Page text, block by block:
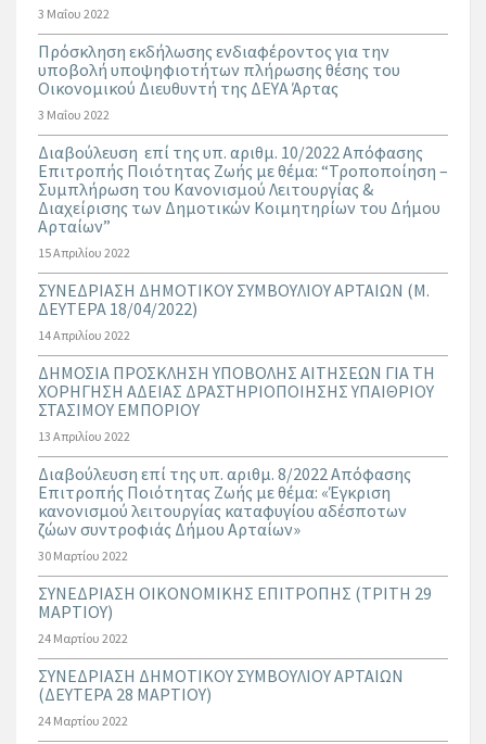
3 Μαΐου 2022
Πρόσκληση εκδήλωσης ενδιαφέροντος για την
υποβολή υποψηφιοτήτων πλήρωσης θέσης του
Οικονομικού Διευθυντή της ΔΕΥΑ Άρτας
3 Μαΐου 2022
Διαβούλευση επί της υπ. αριθμ. 10/2022 Απόφασης
Επιτροπής Ποιότητας Ζωής με θέμα: “Τροποποίηση –
Συμπλήρωση του Κανονισμού Λειτουργίας &
Διαχείρισης των Δημοτικών Κοιμητηρίων του Δήμου
Αρταίων”
15 Απριλίου 2022
ΣΥΝΕΔΡΙΑΣΗ ΔΗΜΟΤΙΚΟΥ ΣΥΜΒΟΥΛΙΟΥ ΑΡΤΑΙΩΝ (Μ.
ΔΕΥΤΕΡΑ 18/04/2022)
14 Απριλίου 2022
ΔΗΜΟΣΙΑ ΠΡΟΣΚΛΗΣΗ ΥΠΟΒΟΛΗΣ ΑΙΤΗΣΕΩΝ ΓΙΑ ΤΗ
ΧΟΡΗΓΗΣΗ ΑΔΕΙΑΣ ΔΡΑΣΤΗΡΙΟΠΟΙΗΣΗΣ ΥΠΑΙΘΡΙΟΥ
ΣΤΑΣΙΜΟΥ ΕΜΠΟΡΙΟΥ
13 Απριλίου 2022
Διαβούλευση επί της υπ. αριθμ. 8/2022 Απόφασης
Επιτροπής Ποιότητας Ζωής με θέμα: «Έγκριση
κανονισμού λειτουργίας καταφυγίου αδέσποτων
ζώων συντροφιάς Δήμου Αρταίων»
30 Μαρτίου 2022
ΣΥΝΕΔΡΙΑΣΗ ΟΙΚΟΝΟΜΙΚΗΣ ΕΠΙΤΡΟΠΗΣ (ΤΡΙΤΗ 29
ΜΑΡΤΙΟΥ)
24 Μαρτίου 2022
ΣΥΝΕΔΡΙΑΣΗ ΔΗΜΟΤΙΚΟΥ ΣΥΜΒΟΥΛΙΟΥ ΑΡΤΑΙΩΝ
(ΔΕΥΤΕΡΑ 28 ΜΑΡΤΙΟΥ)
24 Μαρτίου 2022